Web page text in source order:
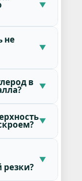
не
в
резки?